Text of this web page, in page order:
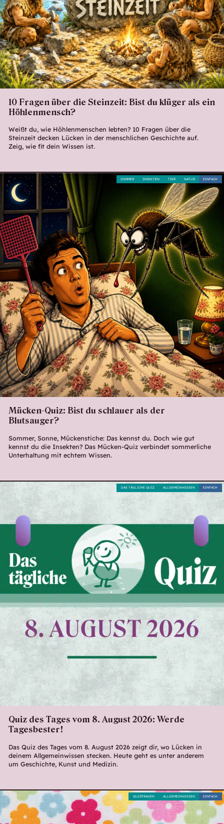
10 Fragen über die Steinzeit: Bist du klüger als ein
Höhlenmensch?
Weißt du, wie Höhlenmenschen lebten? 10 Fragen über die
Steinzeit decken Lücken in der menschlichen Geschichte auf.
Zeig, wie fit dein Wissen ist.
Mücken-Quiz: Bist du schlauer als der
Blutsauger?
Sommer, Sonne, Mückenstiche: Das kennst du. Doch wie gut
kennst du die Insekten? Das Mücken-Quiz verbindet sommerliche
Unterhaltung mit echtem Wissen.
EINFACH
NATUR
TIER
INSEKTEN
SOMMER
Quiz des Tages vom 8. August 2026: Werde
Tagesbester!
Das Quiz des Tages vom 8. August 2026 zeigt dir, wo Lücken in
deinem Allgemeinwissen stecken. Heute geht es unter anderem
um Geschichte, Kunst und Medizin.
EINFACH
ALLGEMEINWISSEN
DAS TÄGLICHE QUIZ
EINFACH
ALLGEMEINWISSEN
QUIZFRAGEN